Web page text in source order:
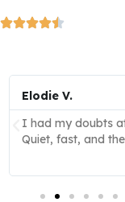
Elodie V.
I had my doubts
Quiet, fast, and